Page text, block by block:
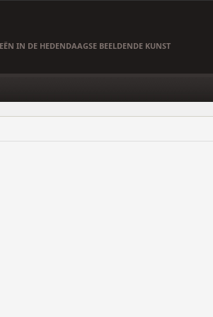
IN DE HEDENDAAGSE BEELDENDE KUNST